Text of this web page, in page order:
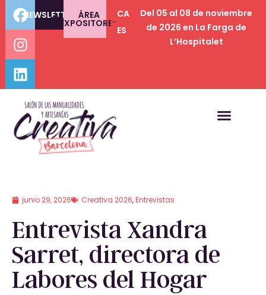
Del 05 al 08 de noviembre
de 2026 en La Farga de
L’Hospitalet
NEWSLETTER ÁREA
EXPOSITORES
CA
ES
junio 29, 2026 Creativa 2026,Entrevistas
Entrevista Xandra
Sarret, directora de
Labores del Hogar